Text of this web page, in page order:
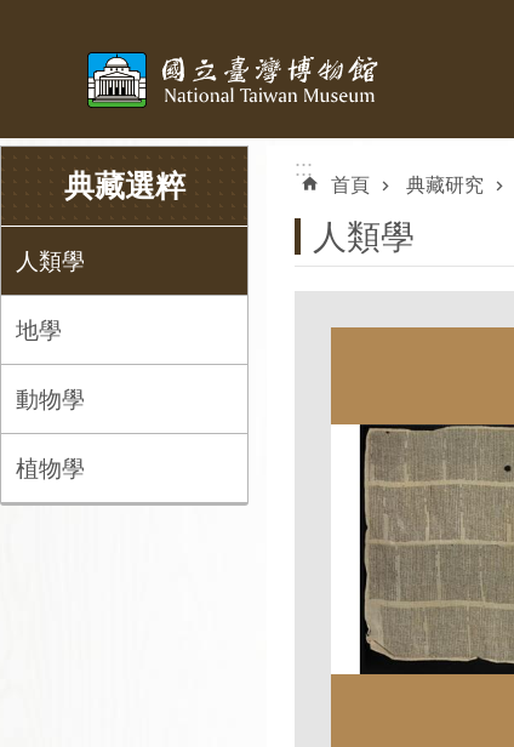
典藏選粹
人類學
地學
動物學
植物學
:::
首頁 典藏研究
人類學